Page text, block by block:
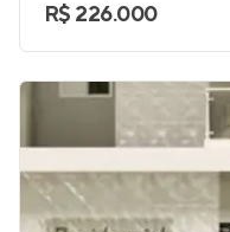
R$ 226.000